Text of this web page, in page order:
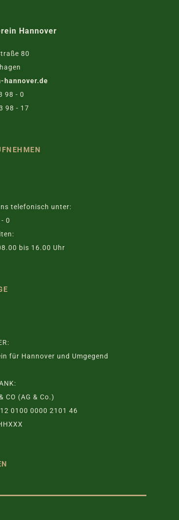
Hannover
80
hannover.de
98 - 0
98 - 17
telefonisch unter:
0
bis 16.00 Uhr
für Hannover und Umgegend
CO (AG & Co.)
0100 0000 2101 46